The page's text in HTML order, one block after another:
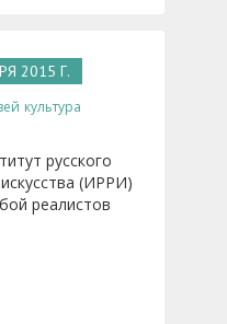
2015 Г.
культура
русского
(ИРРИ)
реалистов